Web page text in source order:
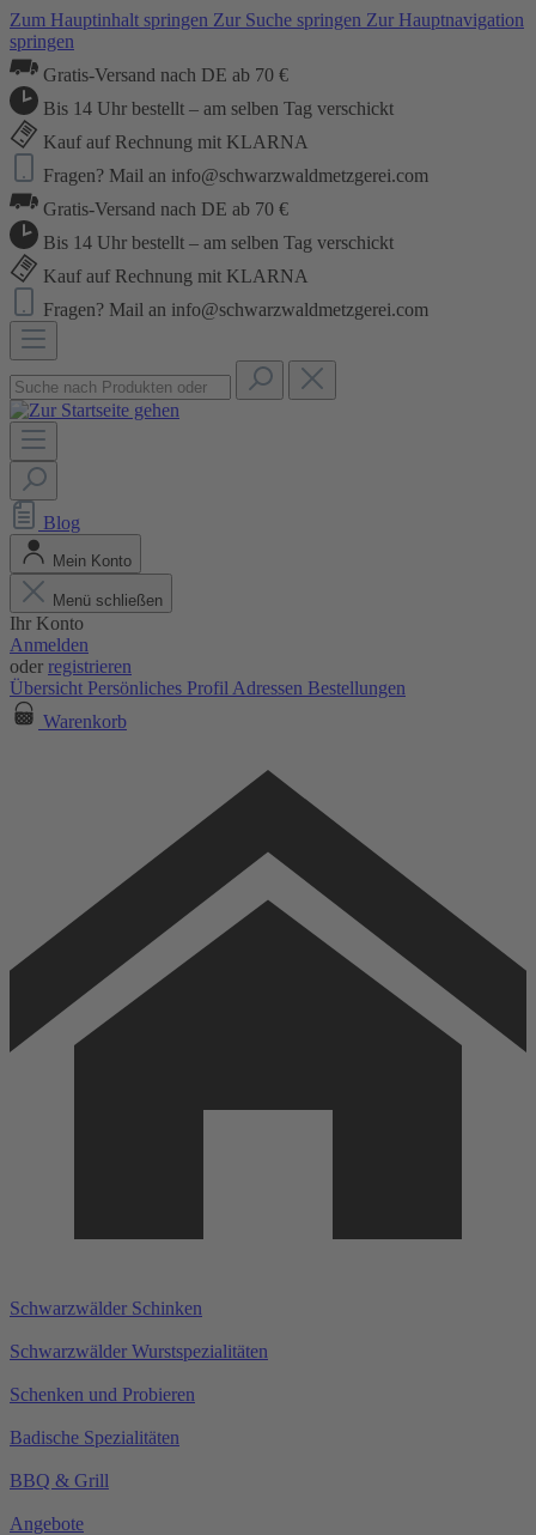
Zum Hauptinhalt springen Zur Suche springen Zur Hauptnavigation
springen
Gratis-Versand nach DE ab 70 €
Bis 14 Uhr bestellt – am selben Tag verschickt
Kauf auf Rechnung mit KLARNA
Fragen? Mail an info@schwarzwaldmetzgerei.com
Gratis-Versand nach DE ab 70 €
Bis 14 Uhr bestellt – am selben Tag verschickt
Kauf auf Rechnung mit KLARNA
Fragen? Mail an info@schwarzwaldmetzgerei.com
Blog
Mein Konto
Menü schließen
Ihr Konto
Anmelden
oder registrieren
Übersicht Persönliches Profil Adressen Bestellungen
Warenkorb
Schwarzwälder Schinken
Schwarzwälder Wurstspezialitäten
Schenken und Probieren
Badische Spezialitäten
BBQ & Grill
Angebote